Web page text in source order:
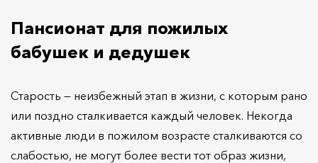
Пансионат для пожилых
бабушек и дедушек
Старость — неизбежный этап в жизни, с которым рано
или поздно сталкивается каждый человек. Некогда
активные люди в пожилом возрасте сталкиваются со
слабостью, не могут более вести тот образ жизни,